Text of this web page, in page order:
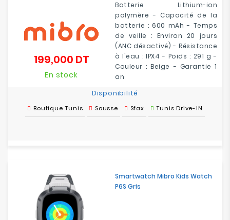
Batterie Lithium-ion
polymère - Capacité de la
batterie : 600 mAh - Temps
de veille : Environ 20 jours
(ANC désactivé) - Résistance
à l'eau : IPX4 - Poids : 291 g -
Couleur : Beige - Garantie 1
an
199,000 DTPrix
En stock
Disponibilité
Boutique Tunis Sousse Sfax Tunis Drive-IN
Smartwatch Mibro Kids Watch
P6S Gris